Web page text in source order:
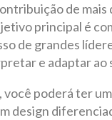
de mais
principal é
de grandes
e adaptar ao
poderá ter
design